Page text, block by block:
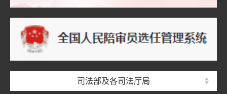
司法部及各司法厅局